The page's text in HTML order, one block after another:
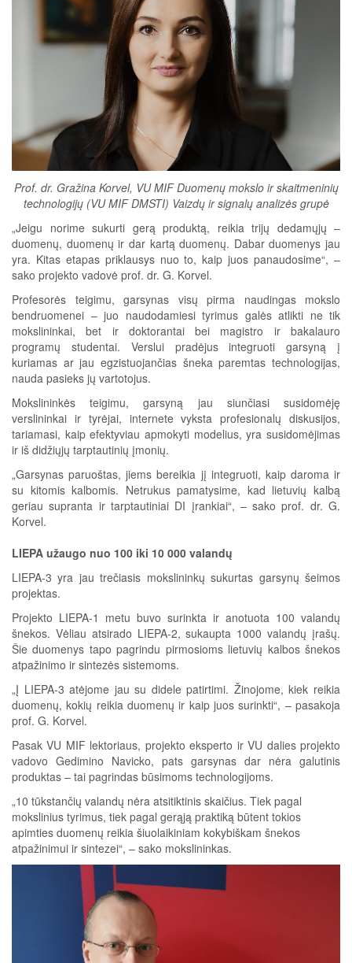
Prof. dr. Gražina Korvel, VU MIF Duomenų mokslo ir skaitmeninių
technologijų (VU MIF DMSTI) Vaizdų ir signalų analizės grupė
„Jeigu norime sukurti gerą produktą, reikia trijų dedamųjų –
duomenų, duomenų ir dar kartą duomenų. Dabar duomenys jau
yra. Kitas etapas priklausys nuo to, kaip juos panaudosime“, –
sako projekto vadovė prof. dr. G. Korvel.
Profesorės teigimu, garsynas visų pirma naudingas mokslo
bendruomenei – juo naudodamiesi tyrimus galės atlikti ne tik
mokslininkai, bet ir doktorantai bei magistro ir bakalauro
programų studentai. Verslui pradėjus integruoti garsyną į
kuriamas ar jau egzistuojančias šneka paremtas technologijas,
nauda pasieks jų vartotojus.
Mokslininkės teigimu, garsyną jau siunčiasi susidomėję
verslininkai ir tyrėjai, internete vyksta profesionalų diskusijos,
tariamasi, kaip efektyviau apmokyti modelius, yra susidomėjimas
ir iš didžiųjų tarptautinių įmonių.
„Garsynas paruoštas, jiems bereikia jį integruoti, kaip daroma ir
su kitomis kalbomis. Netrukus pamatysime, kad lietuvių kalbą
geriau supranta ir tarptautiniai DI įrankiai“, – sako prof. dr. G.
Korvel.
LIEPA užaugo nuo 100 iki 10 000 valandų
LIEPA-3 yra jau trečiasis mokslininkų sukurtas garsynų šeimos
projektas.
Projekto LIEPA-1 metu buvo surinkta ir anotuota 100 valandų
šnekos. Vėliau atsirado LIEPA-2, sukaupta 1000 valandų įrašų.
Šie duomenys tapo pagrindu pirmosioms lietuvių kalbos šnekos
atpažinimo ir sintezės sistemoms.
„Į LIEPA-3 atėjome jau su didele patirtimi. Žinojome, kiek reikia
duomenų, kokių reikia duomenų ir kaip juos surinkti“, – pasakoja
prof. G. Korvel.
Pasak VU MIF lektoriaus, projekto eksperto ir VU dalies projekto
vadovo Gedimino Navicko, pats garsynas dar nėra galutinis
produktas – tai pagrindas būsimoms technologijoms.
„10 tūkstančių valandų nėra atsitiktinis skaičius. Tiek pagal
mokslinius tyrimus, tiek pagal gerąją praktiką būtent tokios
apimties duomenų reikia šiuolaikiniam kokybiškam šnekos
atpažinimui ir sintezei“, – sako mokslininkas.